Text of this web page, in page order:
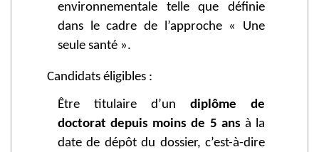
environnementale telle que définie
dans le cadre de l’approche « Une
seule santé ».
Candidats éligibles :
Être titulaire d’un diplôme de
doctorat depuis moins de 5 ans à la
date de dépôt du dossier, c’est-à-dire